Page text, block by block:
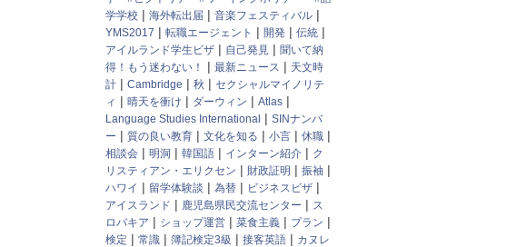
学学校 | 海外転出届 | 音楽フェスティバル |
YMS2017 | 転職エージェント | 開発 | 伝統 |
アイルランド学生ビザ | 自己発見 | 聞いて納
得！もう迷わない！
| 最新ニュース | 天文時
計 | Cambridge | 秋 | セクシャルマイノリテ
ィ | 晴天を衝け | ダーウィン | Atlas |
Language Studies International | SINナンバ
ー | 質の良い教育 | 文化を知る | 小言 | 休職 |
相談会 | 明洞 | 韓国語 | インターン紹介 | ク
リスティアン・エリクセン | 財政証明 | 振袖 |
ハワイ | 留学体験談 | 為替 | ビジネスビザ |
アイスランド | 鹿児島県民交流センター | ス
ロバキア | ショップ運営 | 菜食主義 | プラン |
検定 | 常識 | 簿記検定3級 | 接客英語 | カヌレ